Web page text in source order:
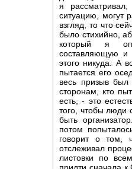
я
ситуацию, могут
взгляд, то что
было стихийно,
который я
составляющую и
этого никуда. А
пытается его
весь призыв
сторонам, кто
есть, - это
того, чтобы люди
быть
потом
говорит о том,
отслеживал
листовки по
придти сначала